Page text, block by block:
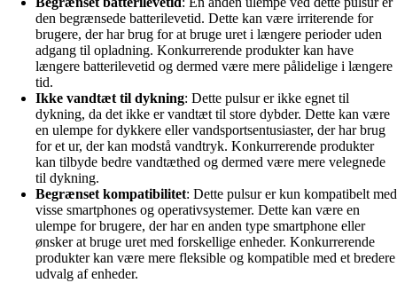
den begrænsede batterilevetid. Dette kan være irriterende for
brugere, der har brug for at bruge uret i længere perioder uden
adgang til opladning. Konkurrerende produkter kan have
længere batterilevetid og dermed være mere pålidelige i længere
tid.
Ikke vandtæt til dykning: Dette pulsur er ikke egnet til
dykning, da det ikke er vandtæt til store dybder. Dette kan være
en ulempe for dykkere eller vandsportsentusiaster, der har brug
for et ur, der kan modstå vandtryk. Konkurrerende produkter
kan tilbyde bedre vandtæthed og dermed være mere velegnede
til dykning.
Begrænset kompatibilitet: Dette pulsur er kun kompatibelt med
visse smartphones og operativsystemer. Dette kan være en
ulempe for brugere, der har en anden type smartphone eller
ønsker at bruge uret med forskellige enheder. Konkurrerende
produkter kan være mere fleksible og kompatible med et bredere
udvalg af enheder.